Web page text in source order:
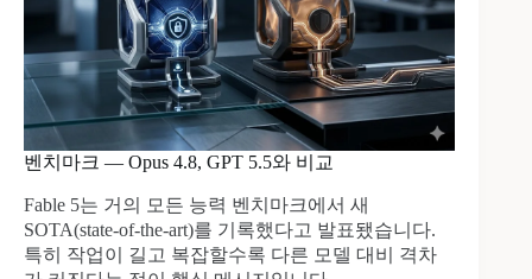
벤치마크 — Opus 4.8, GPT 5.5와 비교
Fable 5는 거의 모든 능력 벤치마크에서 새
SOTA(state-of-the-art)를 기록했다고 발표됐습니다.
특히 작업이 길고 복잡할수록 다른 모델 대비 격차